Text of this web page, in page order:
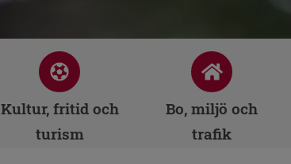
Kultur, fritid och
turism
Bo, miljö och
trafik